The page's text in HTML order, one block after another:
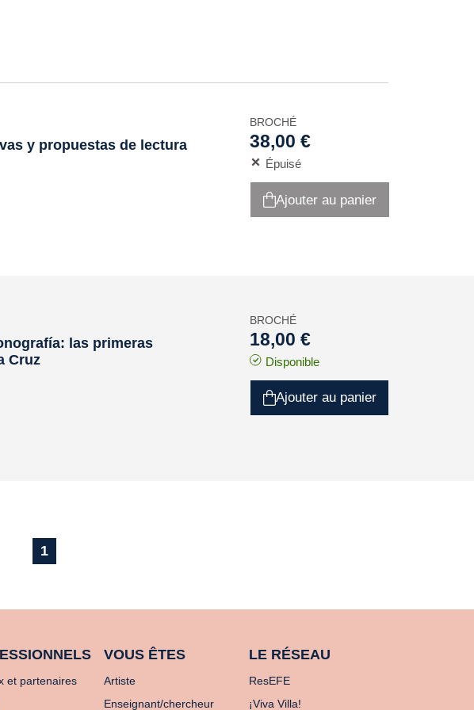
y propuestas de lectura
BROCHÉ
38,00 €
Épuisé
Ajouter au panier
las primeras
Cruz
BROCHÉ
18,00 €
Disponible
Ajouter au panier
1
et partenaires
VOUS ÊTES
Artiste
Enseignant/chercheur
LE RÉSEAU
ResEFE
¡Viva Villa!